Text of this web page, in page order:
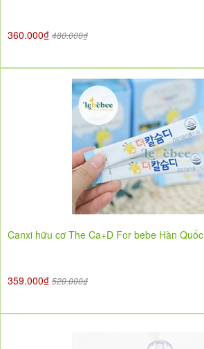
360.000₫ 480.000₫
Canxi hữu cơ The Ca+D For bebe Hàn Quốc
359.000₫ 520.000₫